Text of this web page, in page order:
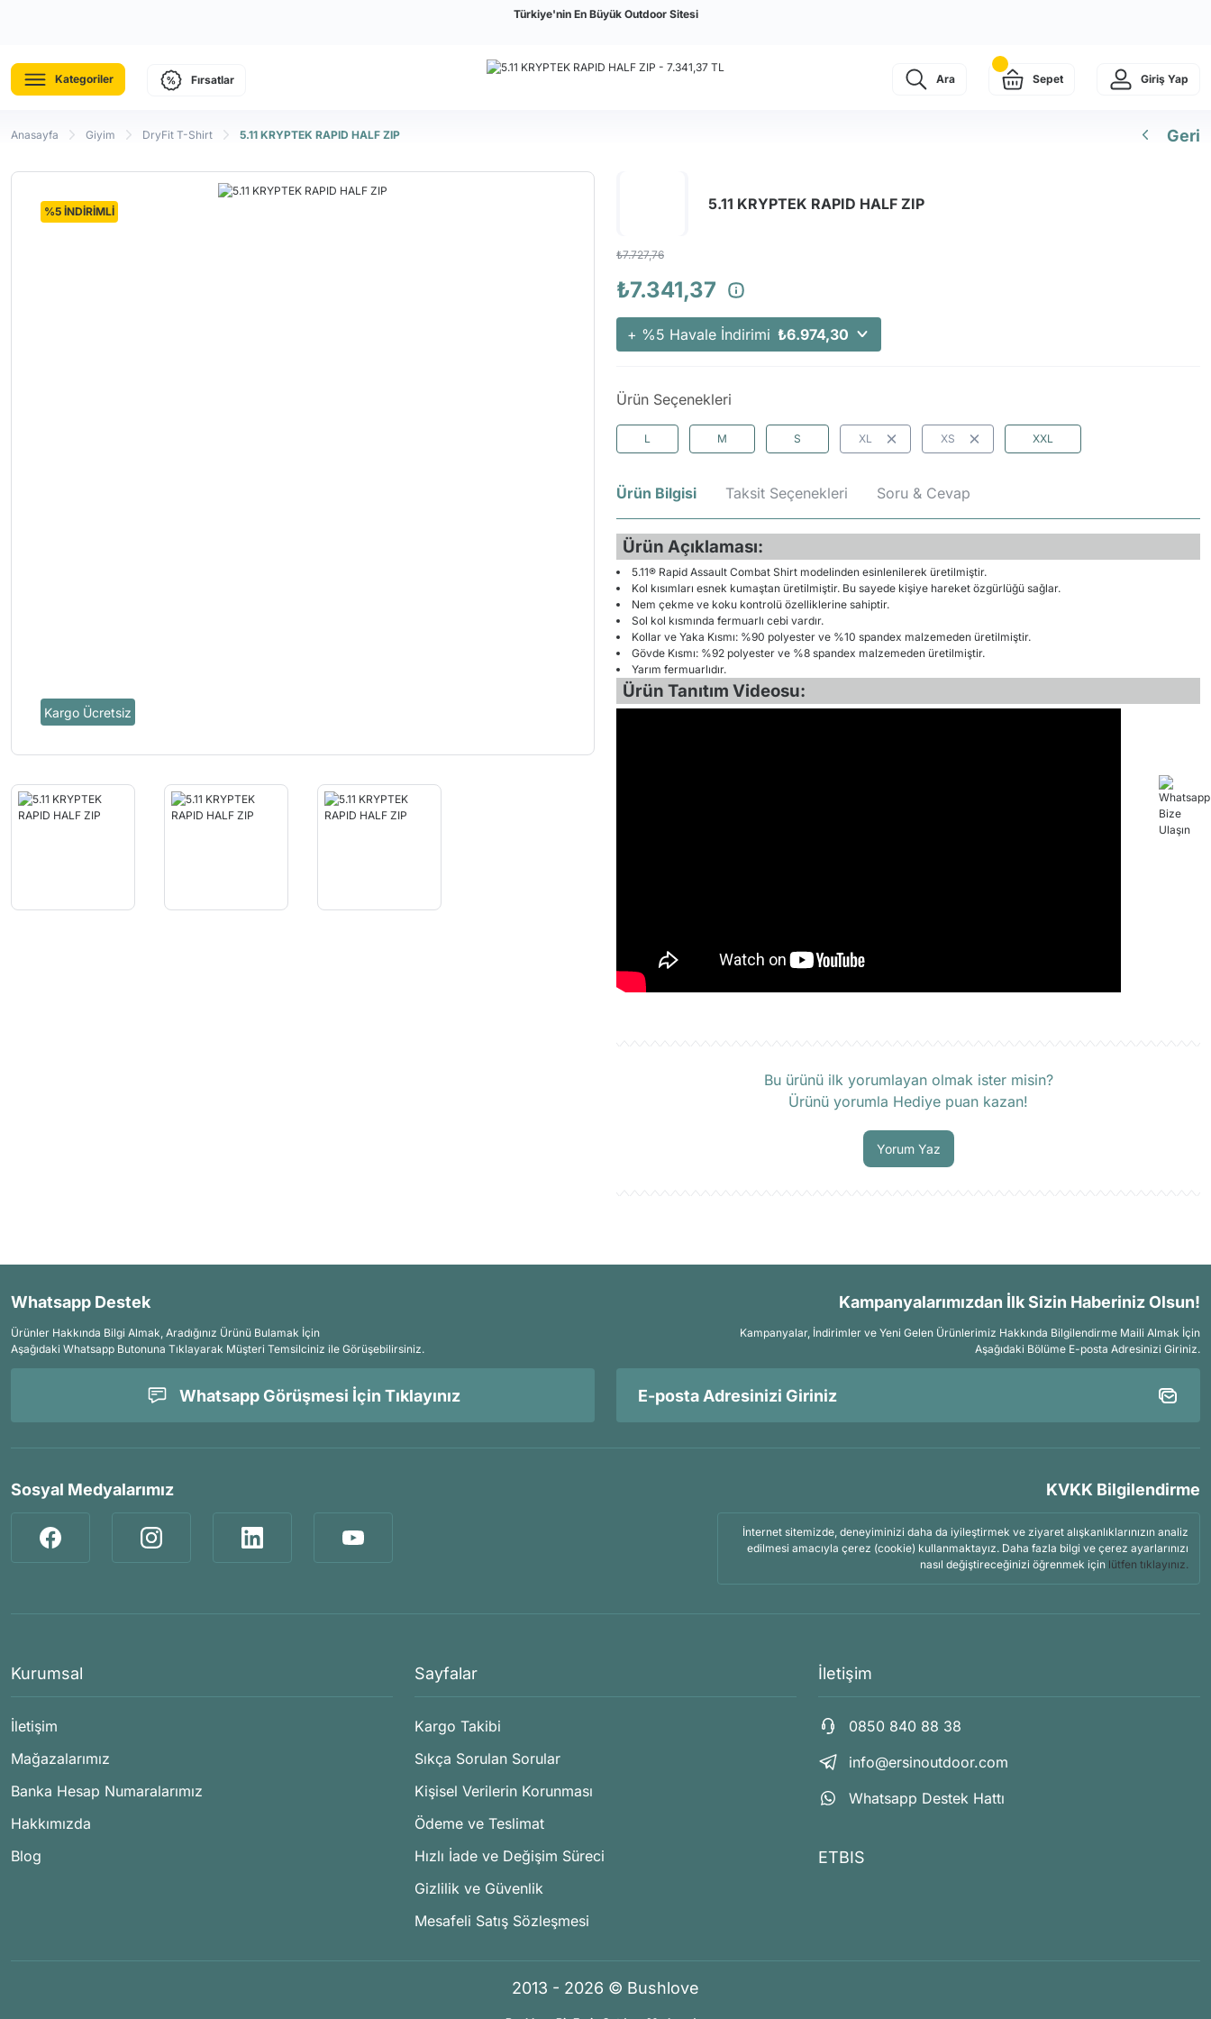
Türkiye'nin En Büyük Outdoor Sitesi
Kategoriler Fırsatlar Ara Sepet Giriş Yap
Anasayfa Giyim DryFit T-Shirt 5.11 KRYPTEK RAPID HALF ZIP Geri
Kargo Ücretsiz
%5 İNDİRİMLİ 5.11 KRYPTEK RAPID HALF ZIP
₺7.727,76
₺7.341,37
+ %5 Havale İndirimi ₺6.974,30
Ürün Seçenekleri
L M S XL XS XXL
Ürün Bilgisi Taksit Seçenekleri Soru & Cevap
Ürün Açıklaması:
5.11® Rapid Assault Combat Shirt modelinden esinlenilerek üretilmiştir.
Kol kısımları esnek kumaştan üretilmiştir. Bu sayede kişiye hareket özgürlüğü sağlar.
Nem çekme ve koku kontrolü özelliklerine sahiptir.
Sol kol kısmında fermuarlı cebi vardır.
Kollar ve Yaka Kısmı: %90 polyester ve %10 spandex malzemeden üretilmiştir.
Gövde Kısmı: %92 polyester ve %8 spandex malzemeden üretilmiştir.
Yarım fermuarlıdır.
Ürün Tanıtım Videosu:
Bu ürünü ilk yorumlayan olmak ister misin?
Ürünü yorumla Hediye puan kazan!
Yorum Yaz
Whatsapp Destek
Ürünler Hakkında Bilgi Almak, Aradığınız Ürünü Bulamak İçin
Aşağıdaki Whatsapp Butonuna Tıklayarak Müşteri Temsilciniz ile Görüşebilirsiniz.
Whatsapp Görüşmesi İçin Tıklayınız
Kampanyalarımızdan İlk Sizin Haberiniz Olsun!
Kampanyalar, İndirimler ve Yeni Gelen Ürünlerimiz Hakkında Bilgilendirme Maili Almak İçin
Aşağıdaki Bölüme E-posta Adresinizi Giriniz.
Sosyal Medyalarımız KVKK Bilgilendirme
İnternet sitemizde, deneyiminizi daha da iyileştirmek ve ziyaret alışkanlıklarınızın analiz
edilmesi amacıyla çerez (cookie) kullanmaktayız. Daha fazla bilgi ve çerez ayarlarınızı
nasıl değiştireceğinizi öğrenmek için lütfen tıklayınız.
Kurumsal
İletişim
Mağazalarımız
Banka Hesap Numaralarımız
Hakkımızda
Blog
Sayfalar
Kargo Takibi
Sıkça Sorulan Sorular
Kişisel Verilerin Korunması
Ödeme ve Teslimat
Hızlı İade ve Değişim Süreci
Gizlilik ve Güvenlik
Mesafeli Satış Sözleşmesi
İletişim
0850 840 88 38
info@ersinoutdoor.com
Whatsapp Destek Hattı
ETBIS
2013 - 2026 © Bushlove